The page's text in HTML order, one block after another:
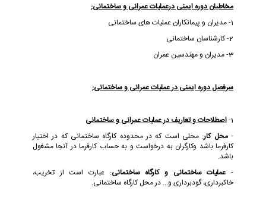
مخاطبان دوره ایمنی درعملیات عمرانی و ساختمانی:
1- مدیران و پیمانکاران عملیات های ساختمانی
2- کارشناسان ساختمانی
3- مدیران و مهندسین عمران
سرفصل دوره ایمنی در عملیات عمرانی و ساختمانی:
1- اصطلاحات و تعاریف در عملیات عمرانی و ساختمانی
-محل کار: محلی است که در محدوده کارگاه ساختمانی که در اختیار
کارفرما باشد وکارگران به درخواست و به حساب کارفرما در آنجا مشغول
باشد.
- عملیات ساختمانی و کارگاه ساختمانی: عبارت است از تخریب،
خاکبرداری، گودبرداری و... در محل کارگاه ساختمانی.